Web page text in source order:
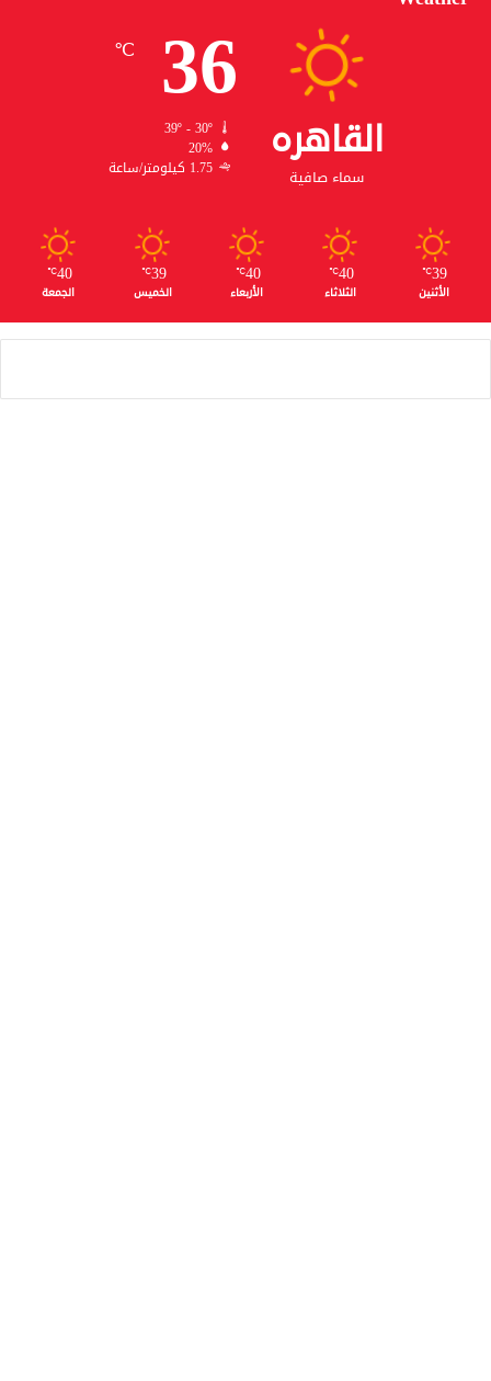
القاهره
سماء صافية
36
℃
39º - 30º
20%
1.75 كيلومتر/ساعة
39
℃
الأثنين
40
℃
الثلاثاء
40
℃
الأربعاء
39
℃
الخميس
40
℃
الجمعة